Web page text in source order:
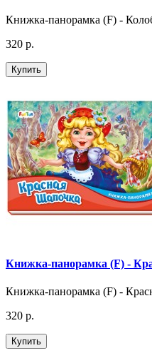
Книжка-панорамка (F) -
320 р.
Купить
Книжка-панорамка (F) -
Книжка-панорамка (F) -
320 р.
Купить